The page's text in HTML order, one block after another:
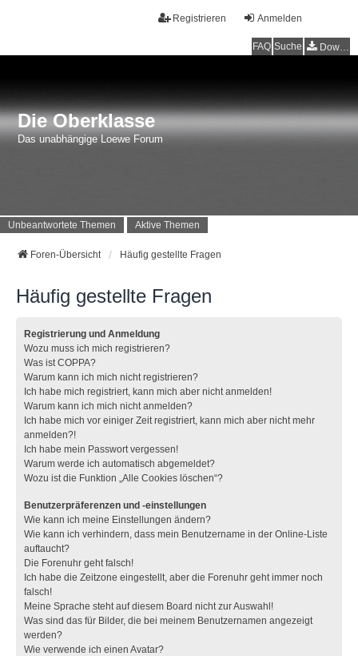
Anmelden
Registrieren
FAQ Suche Downloads
Die Oberklasse
Das unabhängige Loewe Forum
Unbeantwortete Themen Aktive Themen
Foren-Übersicht Häufig gestellte Fragen
Häufig gestellte Fragen
Registrierung und Anmeldung
Wozu muss ich mich registrieren?
Was ist COPPA?
Warum kann ich mich nicht registrieren?
Ich habe mich registriert, kann mich aber nicht anmelden!
Warum kann ich mich nicht anmelden?
Ich habe mich vor einiger Zeit registriert, kann mich aber nicht mehr
anmelden?!
Ich habe mein Passwort vergessen!
Warum werde ich automatisch abgemeldet?
Wozu ist die Funktion „Alle Cookies löschen“?
Benutzerpräferenzen und -einstellungen
Wie kann ich meine Einstellungen ändern?
Wie kann ich verhindern, dass mein Benutzername in der Online-Liste
auftaucht?
Die Forenuhr geht falsch!
Ich habe die Zeitzone eingestellt, aber die Forenuhr geht immer noch
falsch!
Meine Sprache steht auf diesem Board nicht zur Auswahl!
Was sind das für Bilder, die bei meinem Benutzernamen angezeigt
werden?
Wie verwende ich einen Avatar?